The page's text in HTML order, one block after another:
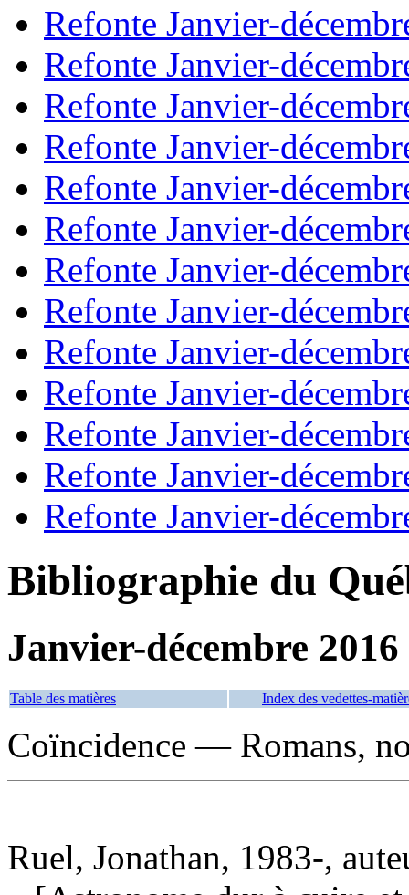
Refonte Janvier-
Refonte Janvier-
Refonte Janvier-
Refonte Janvier-
Refonte Janvier-
Refonte Janvier-
Refonte Janvier-
Refonte Janvier-
Refonte Janvier-
Refonte Janvier-
Refonte Janvier-
Refonte Janvier-
Refonte Janvier-
Bibliographie du
Janvier-décembre 2016
Table des matières Index des vedettes-
Coïncidence — Romans,
Ruel, Jonathan, 1983-,